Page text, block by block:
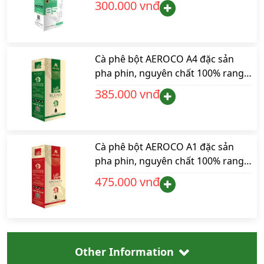
300.000 vnđ
Cà phê bột AEROCO A4 đặc sản
pha phin, nguyên chất 100% rang
mộc hậu vị ngọt thơm quyến rũ,
hộp 250gr
385.000 vnđ
Cà phê bột AEROCO A1 đặc sản
pha phin, nguyên chất 100% rang
mộc hậu vị ngọt thơm quyến rũ,
hộp 250gr
475.000 vnđ
Other Information